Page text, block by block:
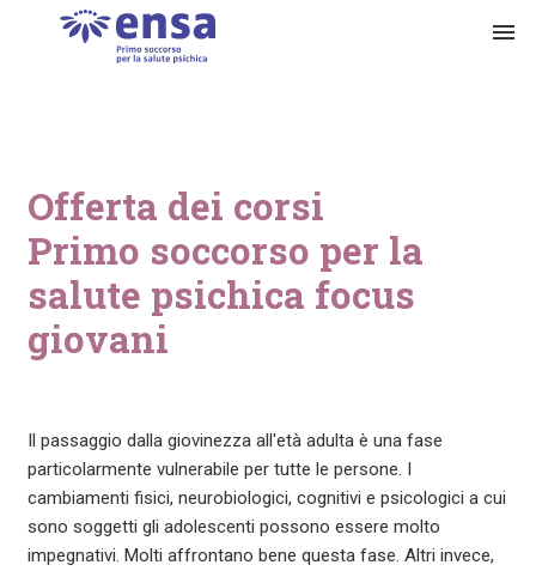
menu
Offerta dei corsi
Primo soccorso per la
salute psichica focus
giovani
Il passaggio dalla giovinezza all'età adulta è una fase
particolarmente vulnerabile per tutte le persone. I
cambiamenti fisici, neurobiologici, cognitivi e psicologici a cui
sono soggetti gli adolescenti possono essere molto
impegnativi. Molti affrontano bene questa fase. Altri invece,